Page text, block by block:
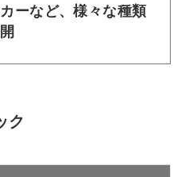
ーなど、様々な種類
ク